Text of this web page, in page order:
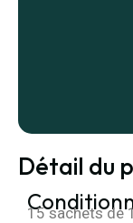
Détail du
15 sachets de